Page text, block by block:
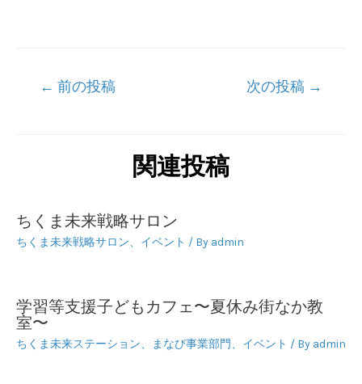
シ
← 前の投稿 次の投稿 →
関連投稿
ちくま未来戦略サロン
ちくま未来戦略サロン、 イベント / By admin
学習等支援子どもカフェ〜夏休み街なか教
室〜
ちくま未来ステーション、 まなび事業部門、 イベント / By admin